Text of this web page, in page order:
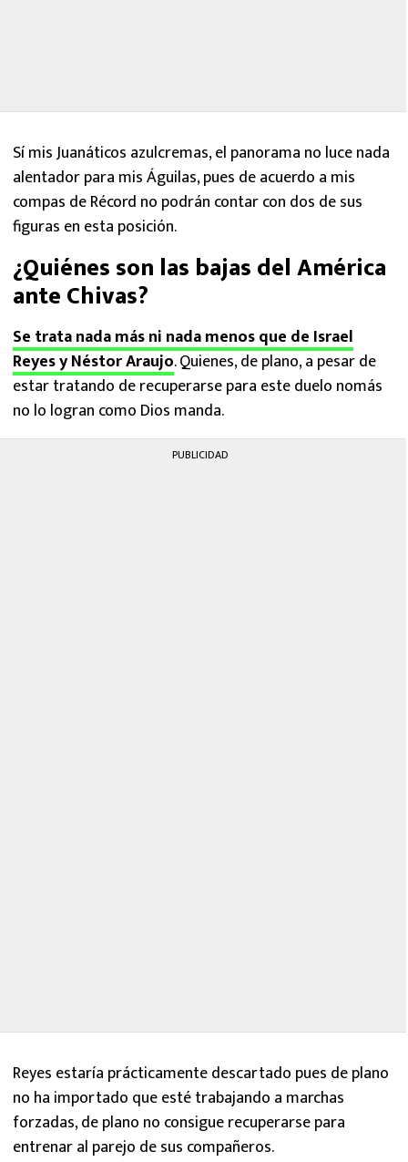
Sí mis Juanáticos azulcremas, el panorama no luce nada
alentador para mis Águilas, pues de acuerdo a mis
compas de Récord no podrán contar con dos de sus
figuras en esta posición.
¿Quiénes son las bajas del América
ante Chivas?
Se trata nada más ni nada menos que de Israel
Reyes y Néstor Araujo. Quienes, de plano, a pesar de
estar tratando de recuperarse para este duelo nomás
no lo logran como Dios manda.
PUBLICIDAD
Reyes estaría prácticamente descartado pues de plano
no ha importado que esté trabajando a marchas
forzadas, de plano no consigue recuperarse para
entrenar al parejo de sus compañeros.